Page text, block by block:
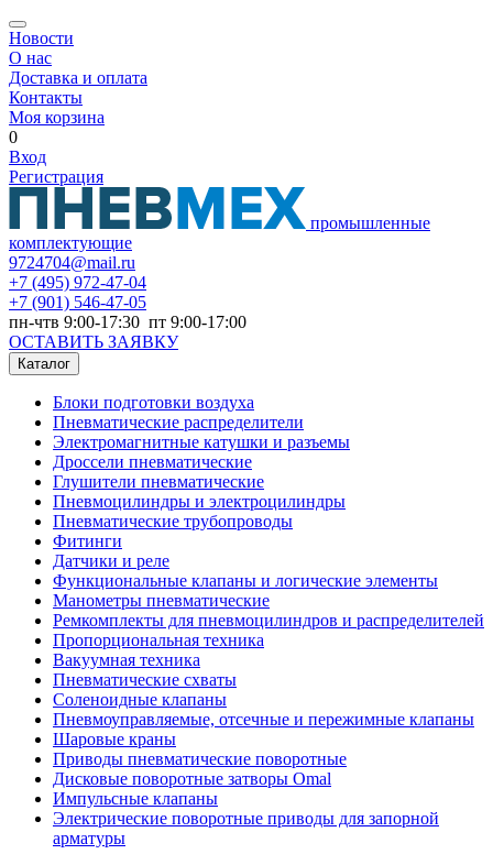
Новости
О нас
Доставка и оплата
Контакты
Моя корзина
0
Вход
Регистрация
промышленные
комплектующие
9724704@mail.ru
+7 (495) 972-47-04
+7 (901) 546-47-05
пн-чтв 9:00-17:30 пт 9:00-17:00
ОСТАВИТЬ ЗАЯВКУ
Каталог
Блоки подготовки воздуха
Пневматические распределители
Электромагнитные катушки и разъемы
Дроссели пневматические
Глушители пневматические
Пневмоцилиндры и электроцилиндры
Пневматические трубопроводы
Фитинги
Датчики и реле
Функциональные клапаны и логические элементы
Манометры пневматические
Ремкомплекты для пневмоцилиндров и распределителей
Пропорциональная техника
Вакуумная техника
Пневматические схваты
Соленоидные клапаны
Пневмоуправляемые, отсечные и пережимные клапаны
Шаровые краны
Приводы пневматические поворотные
Дисковые поворотные затворы Omal
Импульсные клапаны
Электрические поворотные приводы для запорной
арматуры